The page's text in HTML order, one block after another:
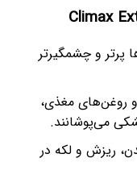
پرتر و چشمگیرتر
روغن‌های مغذی،
می‌پوشانند.
ریزش و لکه در